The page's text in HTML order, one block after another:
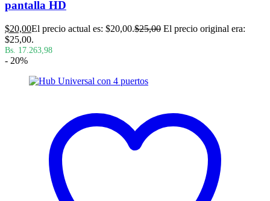
pantalla HD
$20,00El precio actual es: $20,00.$25,00 El precio original era:
$25,00.
Bs. 17.263,98
- 20%